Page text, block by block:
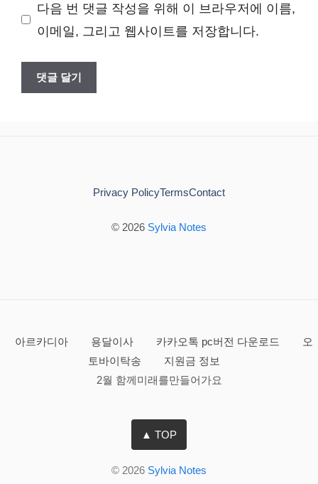
다음 번 댓글 작성을 위해 이 브라우저에 이름,
이메일, 그리고 웹사이트를 저장합니다.
© 2026 Sylvia Notes
Privacy PolicyTermsContact
아르카디아 용달이사 카카오톡 pc버전 다운로드
오
토바이탁송
지원금 정보
2월 함께미래를만들어가요
▲ TOP
© 2026 Sylvia Notes